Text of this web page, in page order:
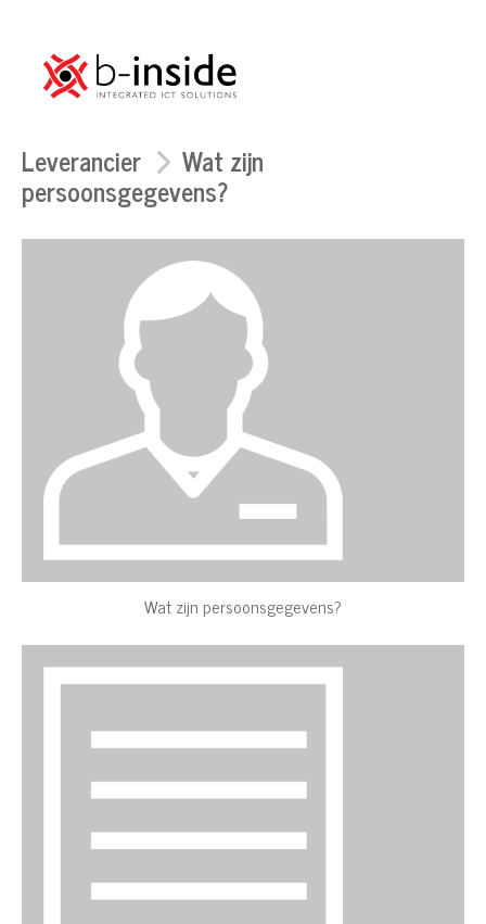
Leverancier Wat zijn
persoonsgegevens?
Wat zijn persoonsgegevens?